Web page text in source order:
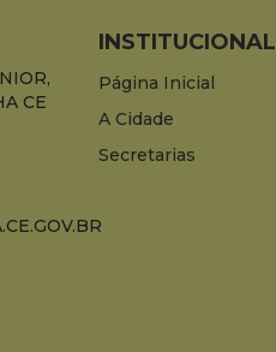
CE
INSTITUCIONAL
Página Inicial
A Cidade
Secretarias